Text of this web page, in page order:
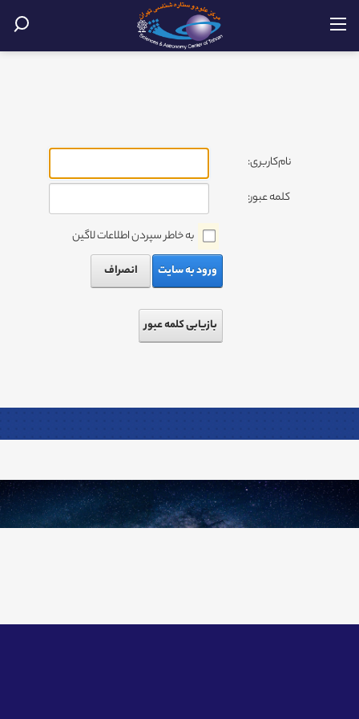
نام‌کاربری:
کلمه عبور:
به خاطر سپردن اطلاعات لاگین
ورود به سایت
انصراف
بازیابی کلمه عبور